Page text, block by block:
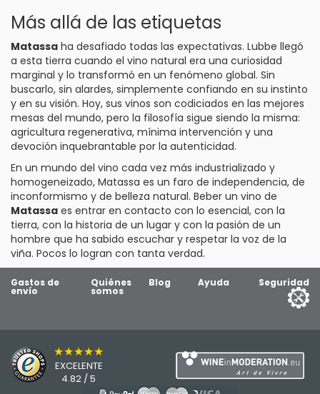
Más allá de las etiquetas
Matassa ha desafiado todas las expectativas. Lubbe llegó
a esta tierra cuando el vino natural era una curiosidad
marginal y lo transformó en un fenómeno global. Sin
buscarlo, sin alardes, simplemente confiando en su instinto
y en su visión. Hoy, sus vinos son codiciados en las mejores
mesas del mundo, pero la filosofía sigue siendo la misma:
agricultura regenerativa, mínima intervención y una
devoción inquebrantable por la autenticidad.
En un mundo del vino cada vez más industrializado y
homogeneizado, Matassa es un faro de independencia, de
inconformismo y de belleza natural. Beber un vino de
Matassa es entrar en contacto con lo esencial, con la
tierra, con la historia de un lugar y con la pasión de un
hombre que ha sabido escuchar y respetar la voz de la
viña. Pocos lo logran con tanta verdad.
Gastos de
envío
Quiénes
somos
Blog Ayuda Seguridad
★★★★★
EXCELENTE
4.82 / 5